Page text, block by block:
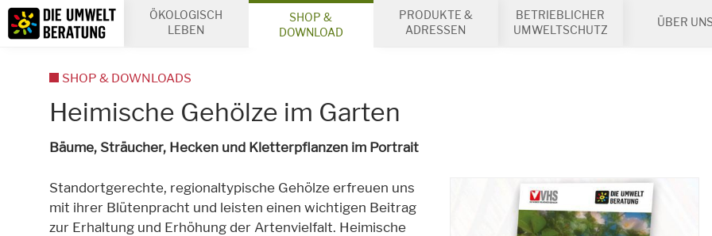
Inhalt
Suche
ÖKOLOGISCH
LEBEN
SHOP &
DOWNLOAD
PRODUKTE &
ADRESSEN
BETRIEBLICHER
UMWELTSCHUTZ
ÜBER
Heimische Gehölze im Garten
Bäume, Sträucher, Hecken und Kletterpflanzen im Portrait
Standortgerechte, regionaltypische Gehölze erfreuen uns
mit ihrer Blütenpracht und leisten einen wichtigen Beitrag
zur Erhaltung und Erhöhung der Artenvielfalt. Heimische
SHOP & DOWNLOADS